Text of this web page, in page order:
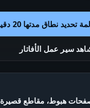
نطاق مدتها 20 دقيقة
سير عمل الأفاتار
هبوط، مقاطع قصيرة